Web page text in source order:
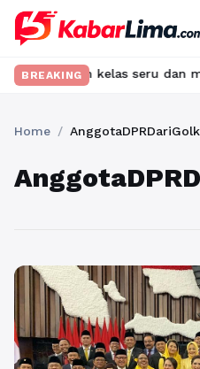
BREAKING
kelas seru dan materi
Home /